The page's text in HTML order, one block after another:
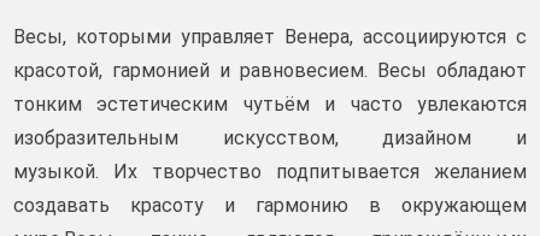
Весы, которыми управляет Венера, ассоциируются с
красотой, гармонией и равновесием. Весы обладают
тонким эстетическим чутьём и часто увлекаются
изобразительным искусством, дизайном и
музыкой. Их творчество подпитывается желанием
создавать красоту и гармонию в окружающем